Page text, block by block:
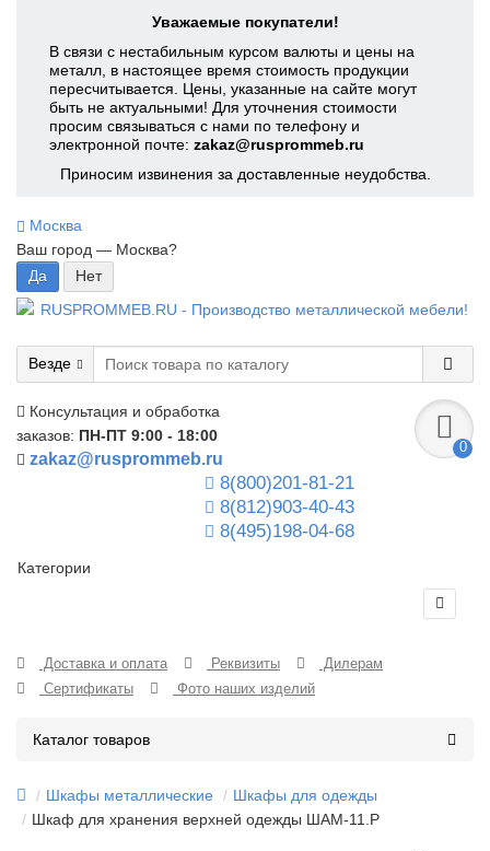
Уважаемые покупатели!
В связи с нестабильным курсом валюты и цены на
металл, в настоящее время стоимость продукции
пересчитывается. Цены, указанные на сайте могут
быть не актуальными! Для уточнения стоимости
просим связываться с нами по телефону и
электронной почте: zakaz@rusprommeb.ru
Приносим извинения за доставленные неудобства.
Москва
Ваш город — Москва?
Везде
Консультация и обработка
заказов: ПН-ПТ 9:00 - 18:00
zakaz@rusprommeb.ru
8(800)201-81-21
8(812)903-40-43
8(495)198-04-68
0
Категории
Доставка и оплата Реквизиты
Дилерам
Сертификаты
Фото наших изделий
Каталог товаров
Шкафы металлические
Шкафы для одежды
Шкаф для хранения верхней одежды ШАМ-11.Р